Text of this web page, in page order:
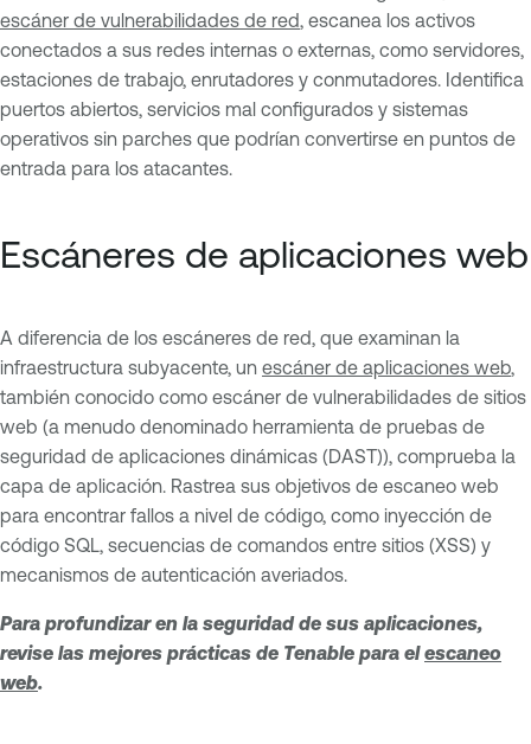
escáner de vulnerabilidades de red, escanea los activos
conectados a sus redes internas o externas, como servidores,
estaciones de trabajo, enrutadores y conmutadores. Identifica
puertos abiertos, servicios mal configurados y sistemas
operativos sin parches que podrían convertirse en puntos de
entrada para los atacantes.
Escáneres de aplicaciones web
A diferencia de los escáneres de red, que examinan la
infraestructura subyacente, un escáner de aplicaciones web
también conocido como escáner de vulnerabilidades de sitios
web (a menudo denominado herramienta de pruebas de
seguridad de aplicaciones dinámicas (DAST)), comprueba la
capa de aplicación. Rastrea sus objetivos de escaneo web
para encontrar fallos a nivel de código, como inyección de
código SQL, secuencias de comandos entre sitios (XSS) y
mecanismos de autenticación averiados.
Para profundizar en la seguridad de sus aplicaciones,
revise las mejores prácticas de Tenable para elescaneo
web.